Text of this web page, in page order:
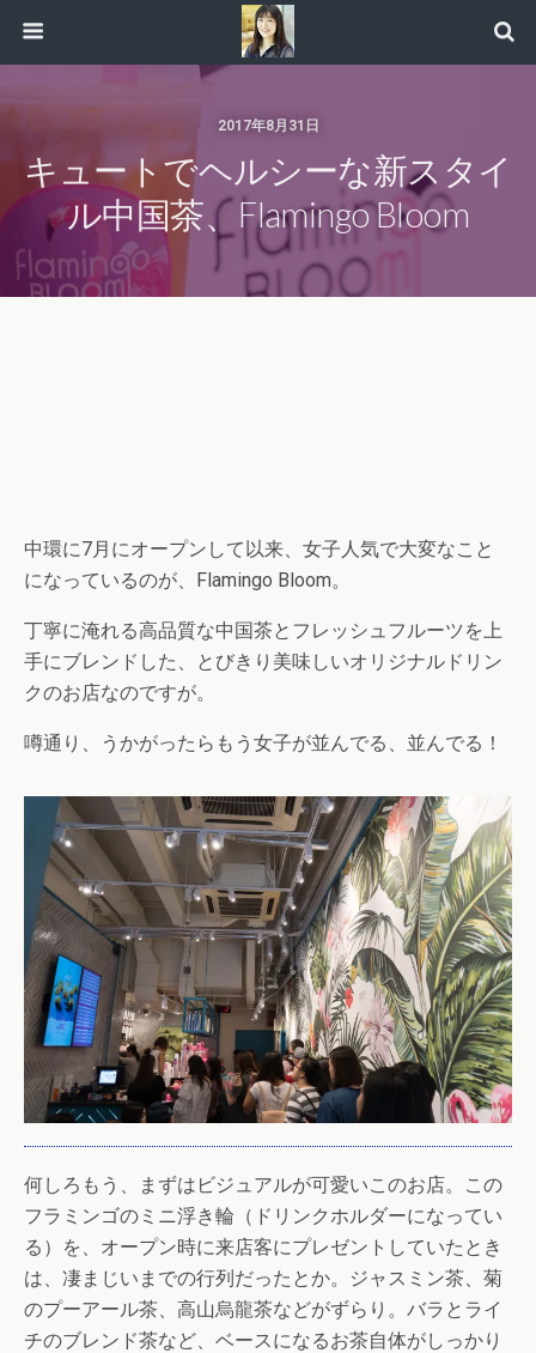
2017年8月31日
キュートでヘルシーな新スタイ
ル中国茶、Flamingo Bloom
中環に7月にオープンして以来、女子人気で大変なこと
になっているのが、Flamingo Bloom。
丁寧に淹れる高品質な中国茶とフレッシュフルーツを上
手にブレンドした、とびきり美味しいオリジナルドリン
クのお店なのですが。
噂通り、うかがったらもう女子が並んでる、並んでる！
何しろもう、まずはビジュアルが可愛いこのお店。この
フラミンゴのミニ浮き輪（ドリンクホルダーになってい
る）を、オープン時に来店客にプレゼントしていたとき
は、凄まじいまでの行列だったとか。ジャスミン茶、菊
のプーアール茶、高山烏龍茶などがずらり。バラとライ
チのブレンド茶など、ベースになるお茶自体がしっかり